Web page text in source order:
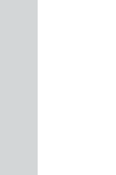
Vermiete doch
Ausschüsse und